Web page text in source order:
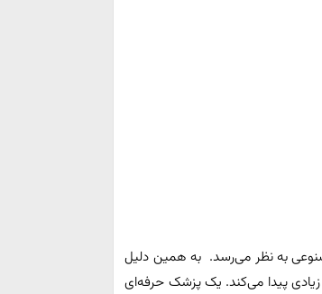
به نظر می‌رسد. به همین دلیل
پیدا می‌کند. یک پزشک حرفه‌ای